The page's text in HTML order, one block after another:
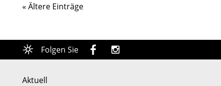
« Ältere Einträge
Folgen Sie
Aktuell